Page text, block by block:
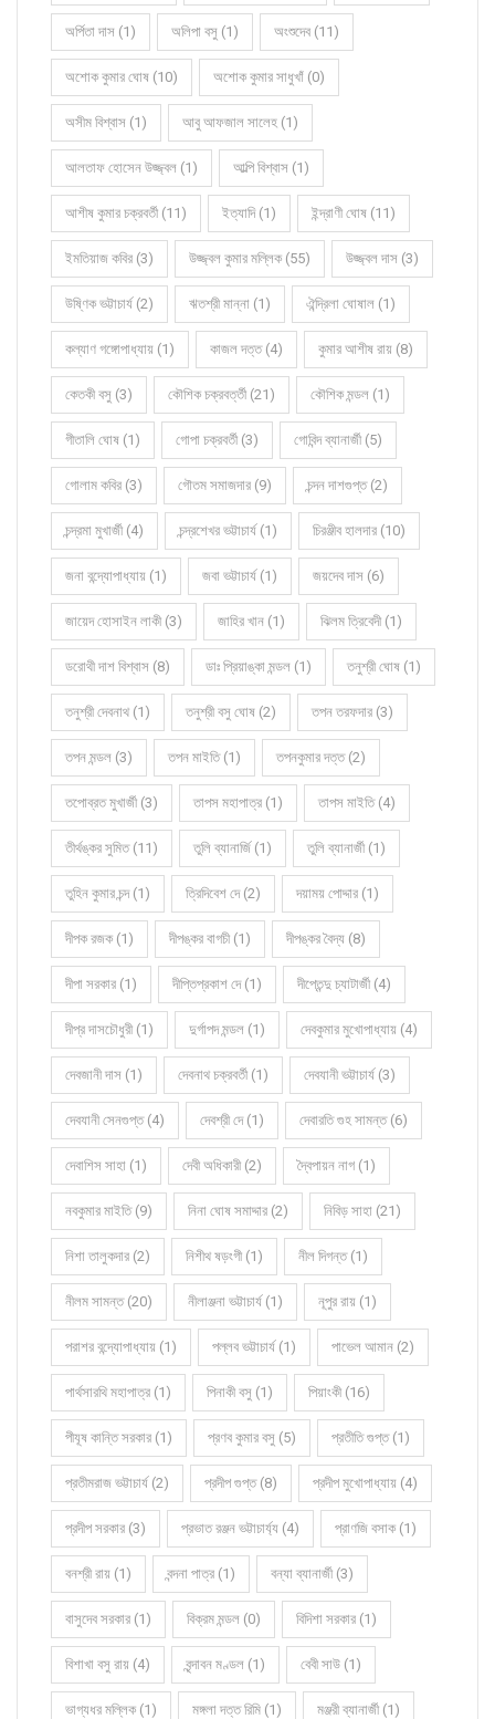
অর্পিতা দাস (1) অলিপা বসু (1) অংশুদেব (11)
অশোক কুমার ঘোষ (10) অশোক কুমার সাধুখাঁ (0)
অসীম বিশ্বাস (1) আবু আফজাল সালেহ (1)
আলতাফ হোসেন উজ্জ্বল (1) আল্পি বিশ্বাস (1)
আশীষ কুমার চক্রবর্তী (11) ইত্যাদি (1) ইন্দ্রাণী ঘোষ (11)
ইমতিয়াজ কবির (3) উজ্জ্বল কুমার মল্লিক (55) উজ্জ্বল দাস (3)
উষ্ণিক ভট্টাচার্য (2) ঋতশ্রী মান্না (1) ঐন্দ্রিলা ঘোষাল (1)
কল্যাণ গঙ্গোপাধ্যায় (1) কাজল দত্ত (4) কুমার আশীষ রায় (8)
কেতকী বসু (3) কৌশিক চক্রবর্ত্তী (21) কৌশিক মন্ডল (1)
গীতালি ঘোষ (1) গোপা চক্রবর্তী (3) গোবিন্দ ব্যানার্জী (5)
গোলাম কবির (3) গৌতম সমাজদার (9) চন্দন দাশগুপ্ত (2)
চন্দ্রমা মুখার্জী (4) চন্দ্রশেখর ভট্টাচার্য (1) চিরঞ্জীব হালদার (10)
জনা বন্দ্যোপাধ্যায় (1) জবা ভট্টাচার্য (1) জয়দেব দাস (6)
জায়েদ হোসাইন লাকী (3) জাহির খান (1) ঝিলম ত্রিবেদী (1)
ডরোথী দাশ বিশ্বাস (8) ডাঃ প্রিয়াঙ্কা মন্ডল (1) তনুশ্রী ঘোষ (1)
তনুশ্রী দেবনাথ (1) তনুশ্রী বসু ঘোষ (2) তপন তরফদার (3)
তপন মন্ডল (3) তপন মাইতি (1) তপনকুমার দত্ত (2)
তপোব্রত মুখার্জী (3) তাপস মহাপাত্র (1) তাপস মাইতি (4)
তীর্থঙ্কর সুমিত (11) তুলি ব্যানার্জি (1) তুলি ব্যানার্জী (1)
তুহিন কুমার চন্দ (1) ত্রিদিবেশ দে (2) দয়াময় পোদ্দার (1)
দীপক রজক (1) দীপঙ্কর বাগচী (1) দীপঙ্কর বৈদ্য (8)
দীপা সরকার (1) দীপ্তিপ্রকাশ দে (1) দীপ্তেন্দু চ্যাটার্জী (4)
দীপ্র দাসচৌধুরী (1) দুর্গাপদ মন্ডল (1) দেবকুমার মুখোপাধ্যায় (4)
দেবজানী দাস (1) দেবনাথ চক্রবর্তী (1) দেবযানী ভট্টাচার্য (3)
দেবযানী সেনগুপ্ত (4) দেবশ্রী দে (1) দেবারতি গুহ সামন্ত (6)
দেবাশিস সাহা (1) দেবী অধিকারী (2) দ্বৈপায়ন নাগ (1)
নবকুমার মাইতি (9) নিনা ঘোষ সমাদ্দার (2) নিবিড় সাহা (21)
নিশা তালুকদার (2) নিশীথ ষড়ংগী (1) নীল দিগন্ত (1)
নীলম সামন্ত (20) নীলাঞ্জনা ভট্টাচার্য (1) নূপুর রায় (1)
পরাশর বন্দ্যোপাধ্যায় (1) পল্লব ভট্টাচার্য (1) পাভেল আমান (2)
পার্থসারথি মহাপাত্র (1) পিনাকী বসু (1) পিয়াংকী (16)
পীযূষ কান্তি সরকার (1) প্রণব কুমার বসু (5) প্রতীতি গুপ্ত (1)
প্রতীমরাজ ভট্টাচার্য (2) প্রদীপ গুপ্ত (8) প্রদীপ মুখোপাধ্যায় (4)
প্রদীপ সরকার (3) প্রভাত রঞ্জন ভট্টাচার্য্য (4) প্রাণজি বসাক (1)
বনশ্রী রায় (1) বন্দনা পাত্র (1) বন্যা ব্যানার্জী (3)
বাসুদেব সরকার (1) বিক্রম মন্ডল (0) বিদিশা সরকার (1)
বিশাখা বসু রায় (4) বৃন্দাবন মণ্ডল (1) বেবী সাউ (1)
ভাগ্যধর মল্লিক (1) মঙ্গলা দত্ত রিমি (1) মঞ্জরী ব্যানার্জী (1)